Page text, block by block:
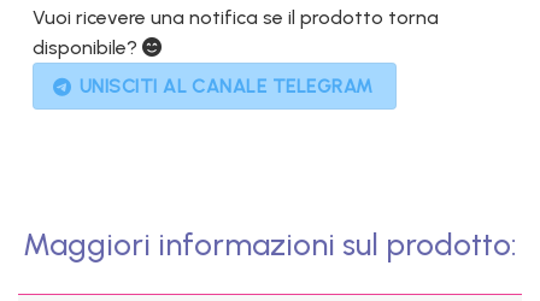
Vuoi ricevere una notifica se il prodotto torna
disponibile?
UNISCITI AL CANALE TELEGRAM
Maggiori informazioni sul prodotto: